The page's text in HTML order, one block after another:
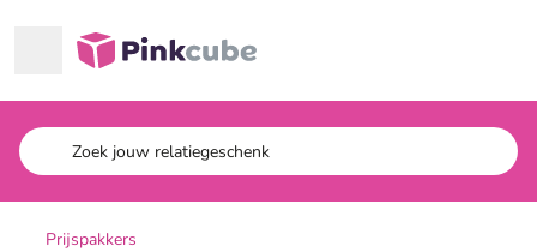
Pinkcube
Prijspakkers